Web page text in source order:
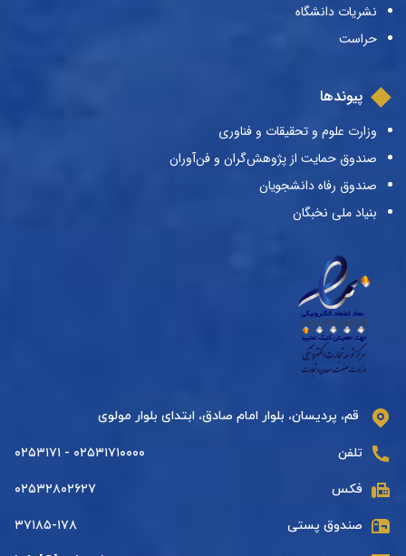
نشریات دانشگاه
حراست
پیوندها
وزارت علوم و تحقیقات و فناوری
صندوق حمایت از پژوهش‌گران و فن‌آوران
صندوق رفاه دانشجویان
بنیاد ملی نخبگان
قم، پردیسان، بلوار امام صادق، ابتدای بلوار مولوی
تلفن ۰۲۵۳۱۷۱۰۰۰۰ - ۰۲۵۳۱۷۱
فکس ۰۲۵۳۲۸۰۲۶۲۷
صندوق پستی ۳۷۱۸۵-۱۷۸